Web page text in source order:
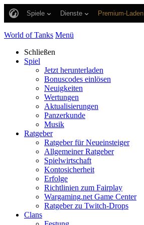
Spiele Dienste Premium-Laden
World of Tanks Menü
Schließen
Spiel
Jetzt herunterladen
Bonuscodes einlösen
Neuigkeiten
Wertungen
Aktualisierungen
Panzerkunde
Musik
Ratgeber
Ratgeber für Neueinsteiger
Allgemeiner Ratgeber
Spielwirtschaft
Kontosicherheit
Erfolge
Richtlinien zum Fairplay
Wargaming.net Game Center
Ratgeber zu Twitch-Drops
Clans